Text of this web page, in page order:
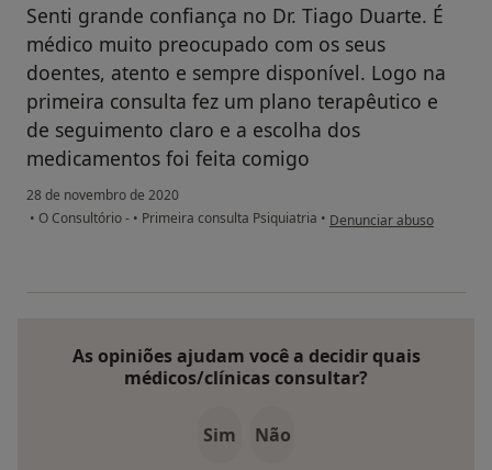
Senti grande confiança no Dr. Tiago Duarte. É
médico muito preocupado com os seus
doentes, atento e sempre disponível. Logo na
primeira consulta fez um plano terapêutico e
de seguimento claro e a escolha dos
medicamentos foi feita comigo
28 de novembro de 2020
• O Consultório - • Primeira consulta Psiquiatria • na opinião do utilizador
Denunciar abuso
As opiniões ajudam você a decidir quais
médicos/clínicas consultar?
Sim Não